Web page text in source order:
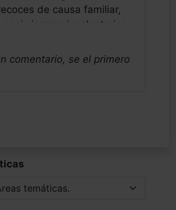
de causa familiar,
casi siempre involuntarios,
lo social. Con mucha
como
comportamental, que
cuando el daño está
desgraciadamente solo la
comentario, se el primero